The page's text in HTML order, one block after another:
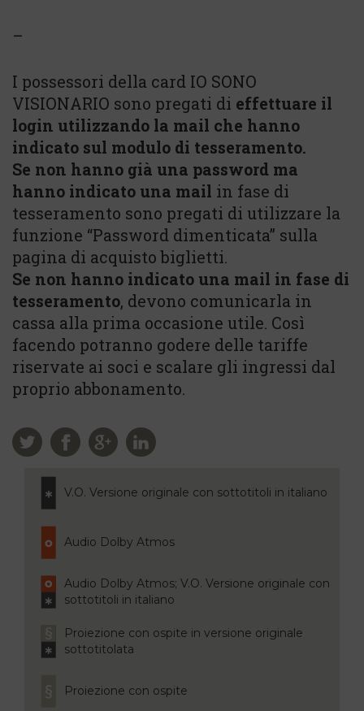
–
I possessori della card IO SONO
VISIONARIO sono pregati di effettuare il
login utilizzando la mail che hanno
indicato sul modulo di tesseramento.
Se non hanno già una password ma
hanno indicato una mail in fase di
tesseramento sono pregati di utilizzare la
funzione “Password dimenticata” sulla
pagina di acquisto biglietti.
Se non hanno indicato una mail in fase di
tesseramento, devono comunicarla in
cassa alla prima occasione utile. Così
facendo potranno godere delle tariffe
riservate ai soci e scalare gli ingressi dal
proprio abbonamento.
V.O. Versione originale con sottotitoli in italiano
Audio Dolby Atmos
Audio Dolby Atmos; V.O. Versione originale con
sottotitoli in italiano
Proiezione con ospite in versione originale
sottotitolata
Proiezione con ospite